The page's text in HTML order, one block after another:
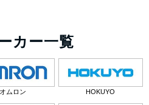
カー一覧
オムロン HOKUYO